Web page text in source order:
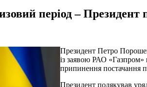
період – Президент
Президент Петро
із заявою РАО
припинення постачання
Президент подякував